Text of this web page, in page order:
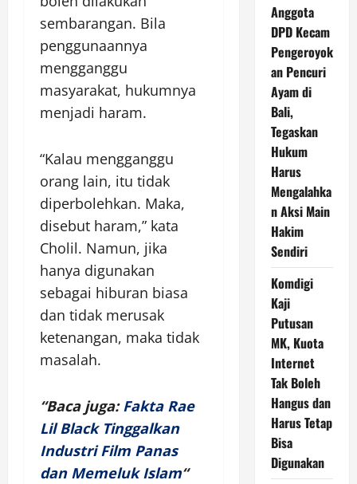
sembarangan. Bila
penggunaannya
mengganggu
masyarakat, hukumnya
menjadi haram.
“Kalau mengganggu
orang lain, itu tidak
diperbolehkan. Maka,
disebut haram,” kata
Cholil. Namun, jika
hanya digunakan
sebagai hiburan biasa
dan tidak merusak
ketenangan, maka tidak
masalah.
“Baca juga:Fakta Rae
Lil Black Tinggalkan
Industri Film Panas
dan Memeluk Islam“
Anggota
DPD Kecam
Pengeroyok
an Pencuri
Ayam di
Bali,
Tegaskan
Hukum
Harus
Mengalahka
n Aksi Main
Hakim
Sendiri
Komdigi
Kaji
Putusan
MK, Kuota
Internet
Tak Boleh
Hangus dan
Harus Tetap
Bisa
Digunakan